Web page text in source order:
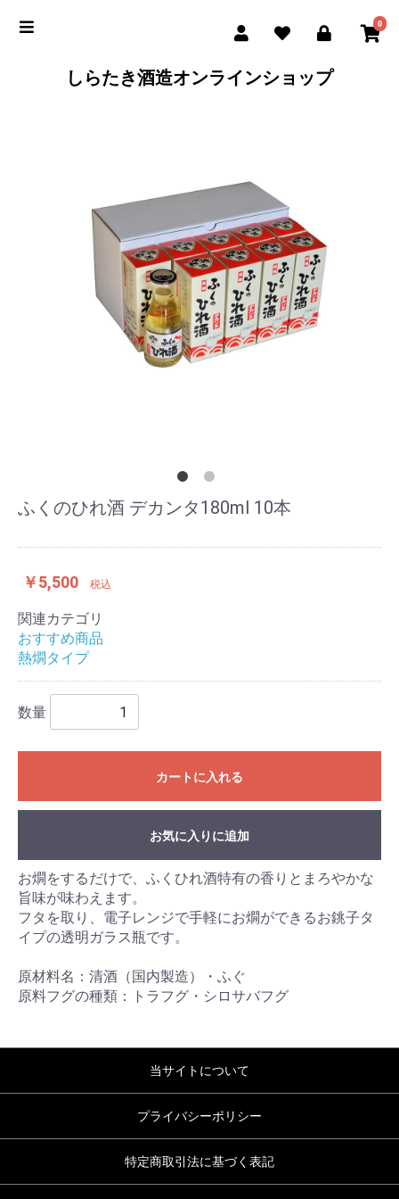
0
しらたき酒造オンラインショップ
ふくのひれ酒 デカンタ180ml 10本
￥5,500 税込
関連カテゴリ
おすすめ商品
熱燗タイプ
数量
カートに入れる
お気に入りに追加
お燗をするだけで、ふくひれ酒特有の香りとまろやかな
旨味が味わえます。
フタを取り、電子レンジで手軽にお燗ができるお銚子タ
イプの透明ガラス瓶です。
原材料名：清酒（国内製造）・ふぐ
原料フグの種類：トラフグ・シロサバフグ
当サイトについて
プライバシーポリシー
特定商取引法に基づく表記